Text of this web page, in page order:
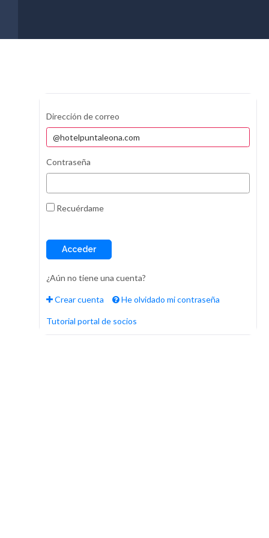
Dirección de correo
Contraseña
Recuérdame
Acceder
¿Aún no tiene una cuenta?
Crear cuenta He olvidado mi contraseña
Tutorial portal de socios